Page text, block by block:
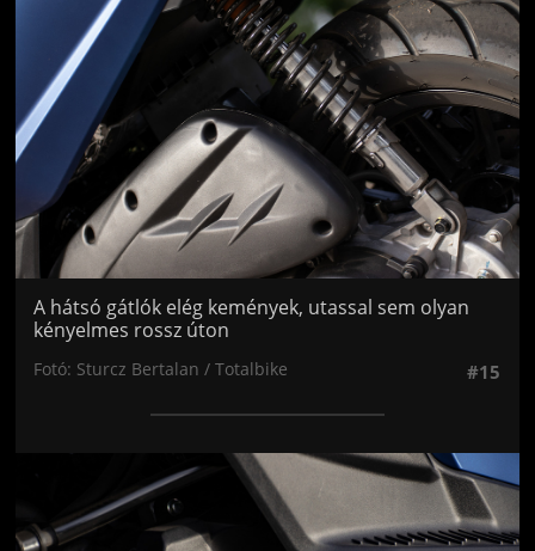
A hátsó gátlók elég kemények, utassal sem olyan
kényelmes rossz úton
Fotó: Sturcz Bertalan / Totalbike #15
Jön még kép!